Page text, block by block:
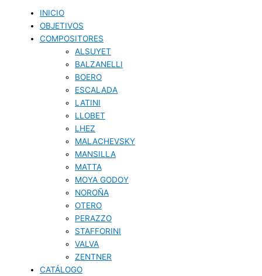
INICIO
OBJETIVOS
COMPOSITORES
ALSUYET
BALZANELLI
BOERO
ESCALADA
LATINI
LLOBET
LHEZ
MALACHEVSKY
MANSILLA
MATTA
MOYA GODOY
NOROÑA
OTERO
PERAZZO
STAFFORINI
VALVA
ZENTNER
CATÁLOGO